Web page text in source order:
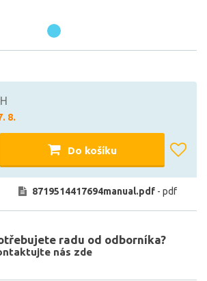
8.
Do košíku
8719514417694manual.pdf - pdf
radu od odborníka?
nás zde